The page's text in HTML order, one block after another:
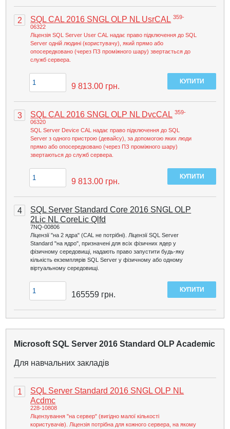
2 SQL CAL 2016 SNGL OLP NL UsrCAL 359-
06322
Ліцензія SQL Server User CAL надає право підключення до SQL
Server одній людині (користувачу), який прямо або
опосередковано (через ПЗ проміжного шару) звертається до
служб сервера.
9 813.00 грн.
3 SQL CAL 2016 SNGL OLP NL DvcCAL 359-
06320
SQL Server Device CAL надає право підключення до SQL
Server з одного пристрою (девайсу), за допомогою яких люди
прямо або опосередковано (через ПЗ проміжного шару)
звертаються до служб сервера.
9 813.00 грн.
4
SQL Server Standard Core 2016 SNGL OLP
2Lic NL CoreLic Qlfd
7NQ-00806
Ліцензії "на 2 ядра" (CAL не потрібні). Ліцензії SQL Server
Standard "на ядро", призначені для всіх фізичних ядер у
фізичному середовищі, надають право запустити будь-яку
кількість екземплярів SQL Server у фізичному або одному
віртуальному середовищі.
165559 грн.
Microsoft SQL Server 2016 Standard OLP Academic
Для навчальних закладів
1
SQL Server Standard 2016 SNGL OLP NL
Acdmc
228-10808
Ліцензування "на сервер" (вигідно малої кількості
користувачів). Ліцензія потрібна для кожного сервера, на якому